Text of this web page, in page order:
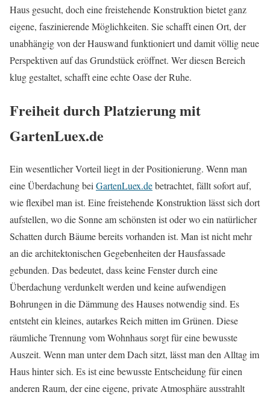
Haus gesucht, doch eine freistehende Konstruktion bietet ganz
eigene, faszinierende Möglichkeiten. Sie schafft einen Ort, der
unabhängig von der Hauswand funktioniert und damit völlig neue
Perspektiven auf das Grundstück eröffnet. Wer diesen Bereich
klug gestaltet, schafft eine echte Oase der Ruhe.
Freiheit durch Platzierung mit
GartenLuex.de
Ein wesentlicher Vorteil liegt in der Positionierung. Wenn man
eine Überdachung beiGartenLuex.debetrachtet, fällt sofort auf,
wie flexibel man ist. Eine freistehende Konstruktion lässt sich dort
aufstellen, wo die Sonne am schönsten ist oder wo ein natürlicher
Schatten durch Bäume bereits vorhanden ist. Man ist nicht mehr
an die architektonischen Gegebenheiten der Hausfassade
gebunden. Das bedeutet, dass keine Fenster durch eine
Überdachung verdunkelt werden und keine aufwendigen
Bohrungen in die Dämmung des Hauses notwendig sind. Es
entsteht ein kleines, autarkes Reich mitten im Grünen. Diese
räumliche Trennung vom Wohnhaus sorgt für eine bewusste
Auszeit. Wenn man unter dem Dach sitzt, lässt man den Alltag im
Haus hinter sich. Es ist eine bewusste Entscheidung für einen
anderen Raum, der eine eigene, private Atmosphäre ausstrahlt